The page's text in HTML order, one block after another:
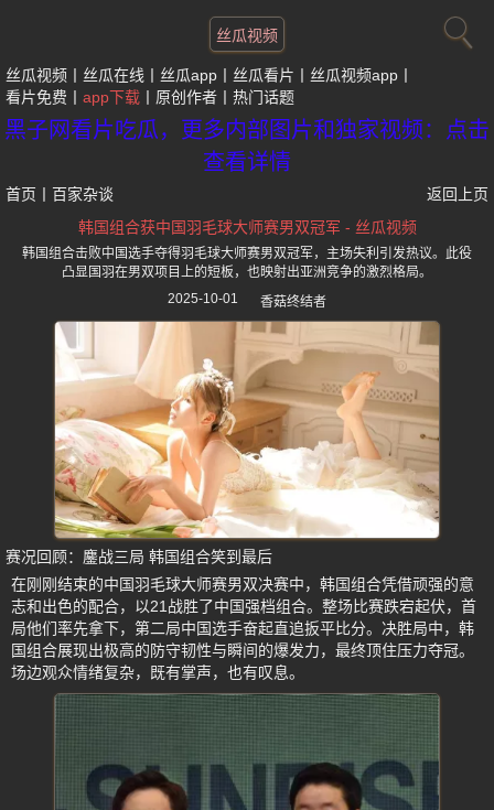
丝瓜视频
丝瓜视频 丝瓜在线 丝瓜app 丝瓜看片
丝瓜视频app
看片免费
app下载 原创作者 热门话题
黑子网看片吃瓜，更多内部图片和独家视频：点击
查看详情
首页 百家杂谈
返回上页
韩国组合获中国羽毛球大师赛男双冠军 - 丝瓜视频
韩国组合击败中国选手夺得羽毛球大师赛男双冠军，主场失利引发热议。此役
凸显国羽在男双项目上的短板，也映射出亚洲竞争的激烈格局。
2025-10-01
香菇终结者
赛况回顾：鏖战三局 韩国组合笑到最后
在刚刚结束的中国羽毛球大师赛男双决赛中，韩国组合凭借顽强的意
志和出色的配合，以21战胜了中国强档组合。整场比赛跌宕起伏，首
局他们率先拿下，第二局中国选手奋起直追扳平比分。决胜局中，韩
国组合展现出极高的防守韧性与瞬间的爆发力，最终顶住压力夺冠。
场边观众情绪复杂，既有掌声，也有叹息。